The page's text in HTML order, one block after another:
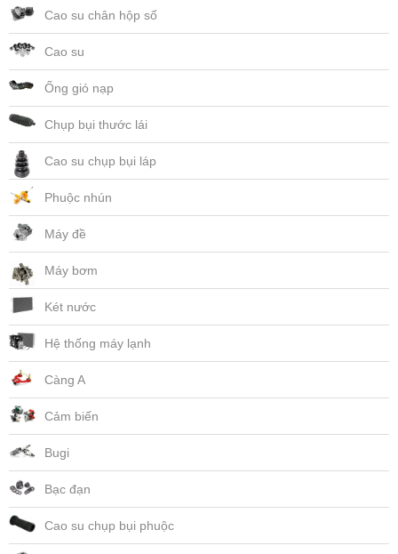
Cao su chân hộp số
Cao su
Ống gió nạp
Chụp bụi thước lái
Cao su chụp bụi láp
Phuộc nhún
Máy đề
Máy bơm
Két nước
Hệ thống máy lạnh
Càng A
Cảm biến
Bugi
Bạc đạn
Cao su chụp bụi phuộc